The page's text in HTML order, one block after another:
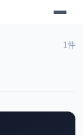
1件